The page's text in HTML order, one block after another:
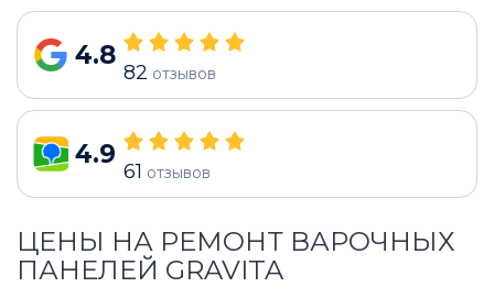
4.8
82 отзывов
4.9
61 отзывов
ЦЕНЫ НА РЕМОНТ ВАРОЧНЫХ
ПАНЕЛЕЙ GRAVITA